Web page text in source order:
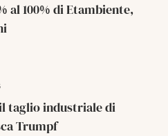
al 100% di Etambiente,
taglio industriale di
Trumpf